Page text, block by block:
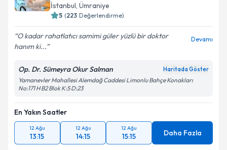
İstanbul, Ümraniye
5 (223 Değerlendirme)
O kadar rahatlatıcı samimi güler yüzlü bir doktor
hanım ki...
Devamı
Op. Dr. Sümeyra Okur Salman Haritada Göster
Yamanevler Mahallesi Alemdağ Caddesi Limonlu Bahçe Konakları
No:171 H B2 Blok K:5 D:23
En Yakın Saatler
12 Ağu
13:15
12 Ağu
14:15
12 Ağu
15:15 Daha Fazla